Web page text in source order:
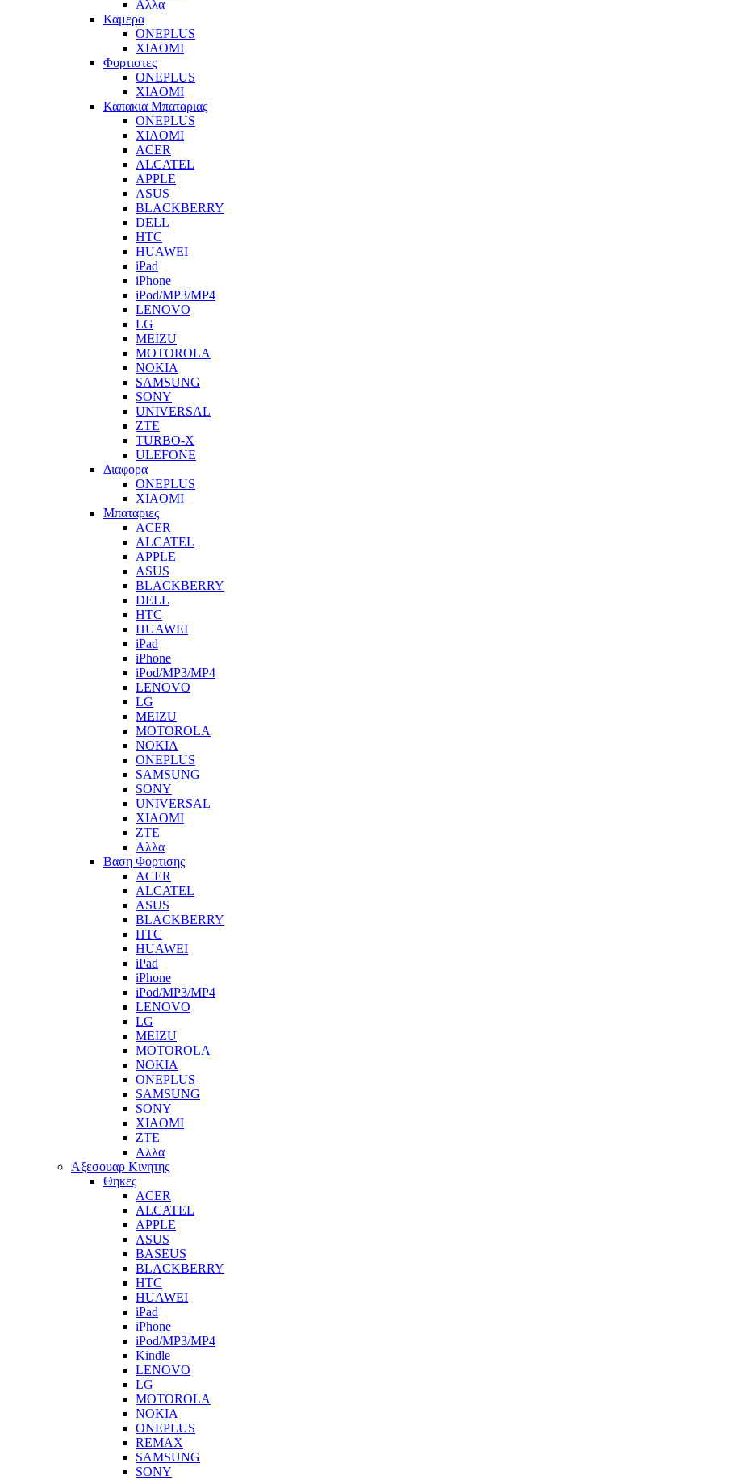
Αλλα
Καμερα
ONEPLUS
XIAOMI
Φορτιστες
ONEPLUS
XIAOMI
Καπακια Μπαταριας
ONEPLUS
XIAOMI
ACER
ALCATEL
APPLE
ASUS
BLACKBERRY
DELL
HTC
HUAWEI
iPad
iPhone
iPod/MP3/MP4
LENOVO
LG
MEIZU
MOTOROLA
NOKIA
SAMSUNG
SONY
UNIVERSAL
ZTE
TURBO-X
ULEFONE
Διαφορα
ONEPLUS
XIAOMI
Μπαταριες
ACER
ALCATEL
APPLE
ASUS
BLACKBERRY
DELL
HTC
HUAWEI
iPad
iPhone
iPod/MP3/MP4
LENOVO
LG
MEIZU
MOTOROLA
NOKIA
ONEPLUS
SAMSUNG
SONY
UNIVERSAL
XIAOMI
ZTE
Αλλα
Βαση Φορτισης
ACER
ALCATEL
ASUS
BLACKBERRY
HTC
HUAWEI
iPad
iPhone
iPod/MP3/MP4
LENOVO
LG
MEIZU
MOTOROLA
NOKIA
ONEPLUS
SAMSUNG
SONY
XIAOMI
ZTE
Αλλα
Αξεσουαρ Κινητης
Θηκες
ACER
ALCATEL
APPLE
ASUS
BASEUS
BLACKBERRY
HTC
HUAWEI
iPad
iPhone
iPod/MP3/MP4
Kindle
LENOVO
LG
MOTOROLA
NOKIA
ONEPLUS
REMAX
SAMSUNG
SONY